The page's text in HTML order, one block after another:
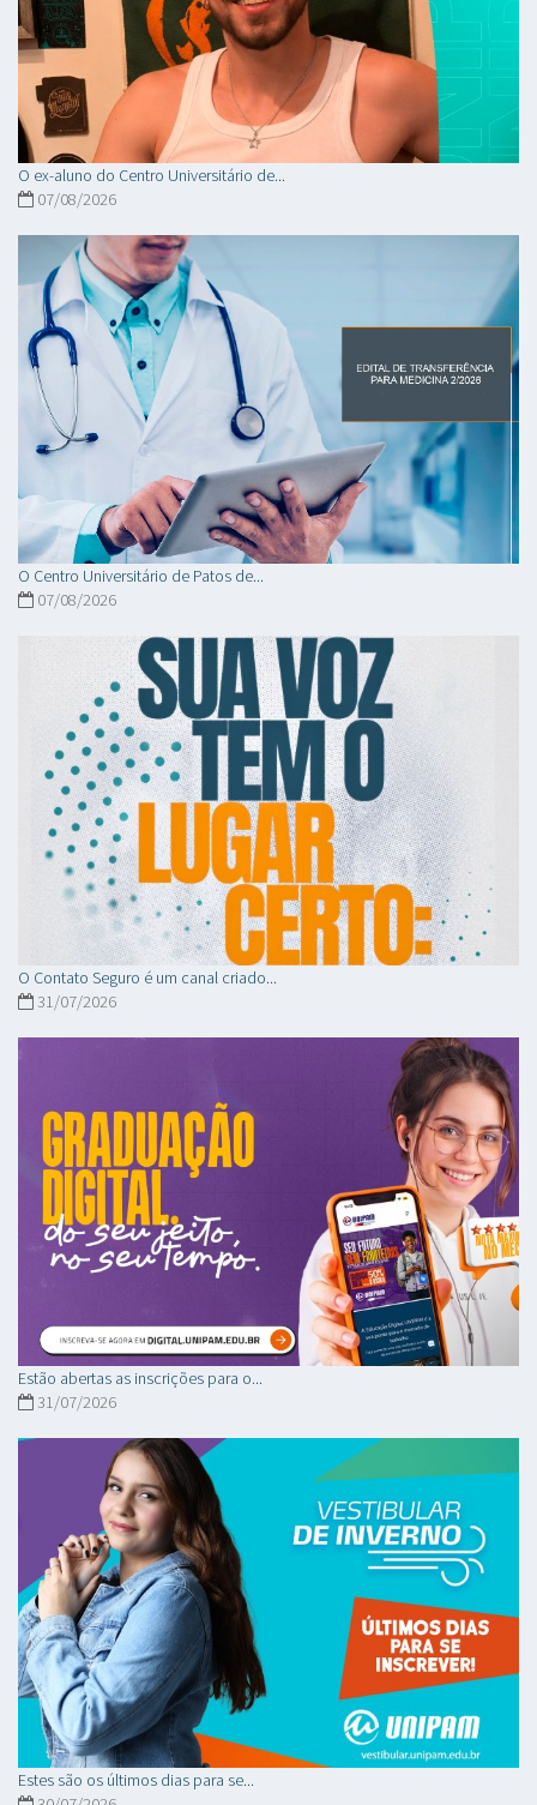
O ex-aluno do Centro Universitário de...
07/08/2026
O Centro Universitário de Patos de...
07/08/2026
O Contato Seguro é um canal criado...
31/07/2026
Estão abertas as inscrições para o...
31/07/2026
Estes são os últimos dias para se...